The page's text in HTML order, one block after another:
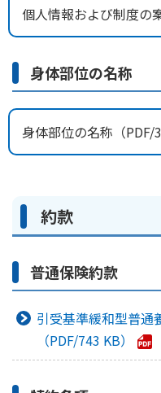
個人情報および制度の
身体部位の名称
身体部位の名称
約款
普通保険約款
引受基準緩和型普通
743 KB